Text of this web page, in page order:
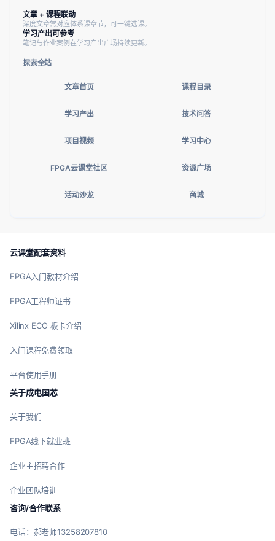
文章 + 课程联动
深度文章常对应体系课章节，可一键选课。
学习产出可参考
笔记与作业案例在学习产出广场持续更新。
探索全站
文章首页 课程目录
学习产出 技术问答
项目视频 学习中心
FPGA云课堂社区 资源广场
活动沙龙 商城
云课堂配套资料
FPGA入门教材介绍
FPGA工程师证书
Xilinx ECO 板卡介绍
入门课程免费领取
平台使用手册
关于成电国芯
关于我们
FPGA线下就业班
企业主招聘合作
企业团队培训
咨询/合作联系
电话：郝老师13258207810